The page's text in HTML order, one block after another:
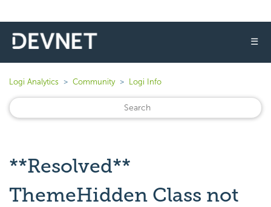
☰
Logi Analytics Community Logi Info
**Resolved**
ThemeHidden Class not